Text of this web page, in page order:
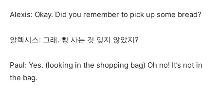
Alexis: Okay. Did you remember to pick up some bread?
알렉시스: 그래. 빵 사는 것 잊지 않았지?
Paul: Yes. (looking in the shopping bag) Oh no! It’s not in
the bag.